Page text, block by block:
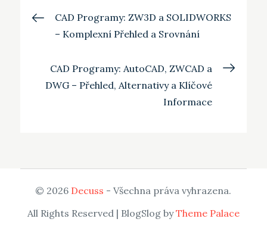
Navigace
pro
příspěvek
CAD Programy: ZW3D a SOLIDWORKS
– Komplexní Přehled a Srovnání
CAD Programy: AutoCAD, ZWCAD a
DWG – Přehled, Alternativy a Klíčové
Informace
© 2026 Decuss - Všechna práva vyhrazena.
All Rights Reserved | BlogSlog byTheme Palace